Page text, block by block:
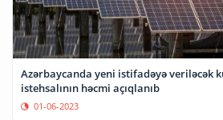
Azərbaycanda yeni istifadəyə veriləcək
istehsalının həcmi açıqlanıb
01-06-2023